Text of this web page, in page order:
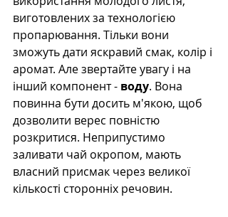
виготовлених за технологією
пропарювання. Тільки вони
зможуть дати яскравий смак, колір і
аромат. Але звертайте увагу і на
інший компонент - воду. Вона
повинна бути досить м'якою, щоб
дозволити верес повністю
розкритися. Неприпустимо
заливати чай окропом, мають
власний присмак через великої
кількості сторонніх речовин.